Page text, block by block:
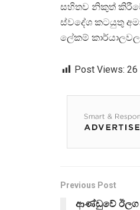
සහිතව නිකුත්
ස්වදේශ කටයුතු
ලේකම්
Post Views: 26
Previous Post
ආණ්ඩුවේ ඊලග